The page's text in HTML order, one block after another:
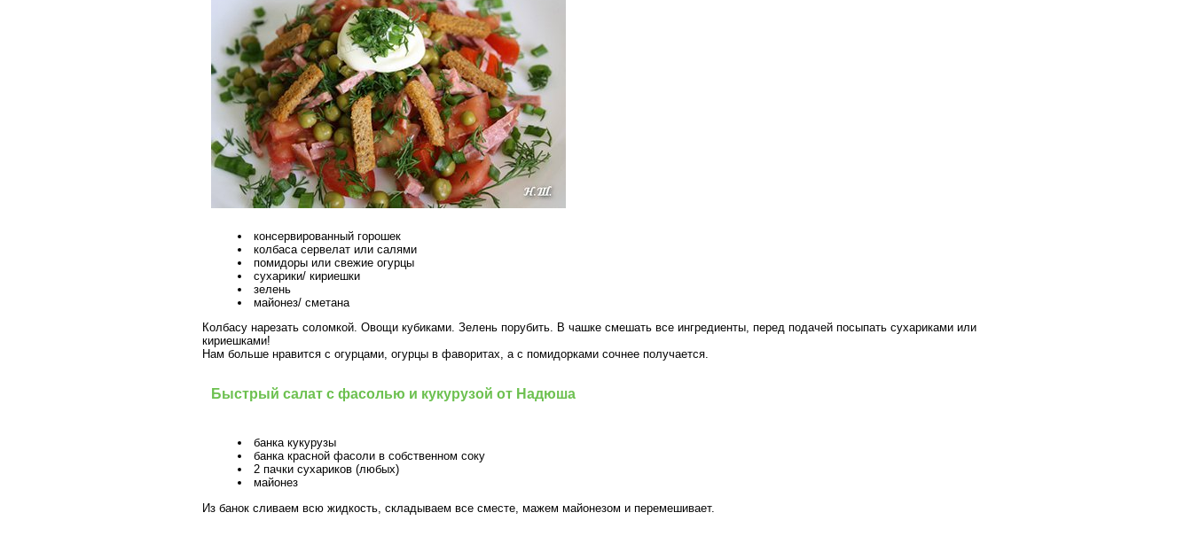
консервированный горошек
колбаса сервелат или салями
помидоры или свежие огурцы
сухарики/ кириешки
зелень
майонез/ сметана
Колбасу нарезать соломкой. Овощи кубиками. Зелень порубить. В чашке смешать все ингредиенты, перед подачей посыпать сухариками или
кириешками!
Нам больше нравится с огурцами, огурцы в фаворитах, а с помидорками сочнее получается.
Быстрый салат с фасолью и кукурузой от Надюша
банка кукурузы
банка красной фасоли в собственном соку
2 пачки сухариков (любых)
майонез
Из банок сливаем всю жидкость, складываем все сместе, мажем майонезом и перемешивает.